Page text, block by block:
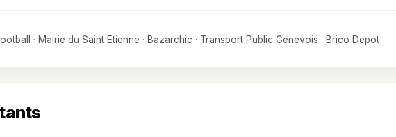
· Mairie du Saint Etienne · Bazarchic · Transport Public Genevois · Brico Depot